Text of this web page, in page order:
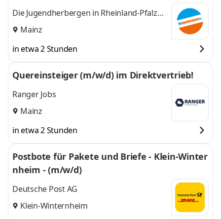
Die Jugendherbergen in Rheinland-Pfalz
und im Saarland (Zentrale)
Mainz
in etwa 2 Stunden
Quereinsteiger (m/w/d) im Direktvertrieb!
Ranger Jobs
Mainz
in etwa 2 Stunden
Postbote für Pakete und Briefe - Klein-Winter
nheim - (m/w/d)
Deutsche Post AG
Klein-Winternheim